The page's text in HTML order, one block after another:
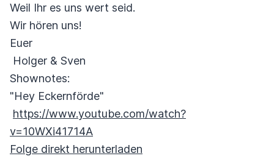
Weil Ihr es uns wert seid.
Wir hören uns!
Euer
Holger & Sven
Shownotes:
"Hey Eckernförde"
https://www.youtube.com/watch?
v=10WXi41714A
Folge direkt herunterladen